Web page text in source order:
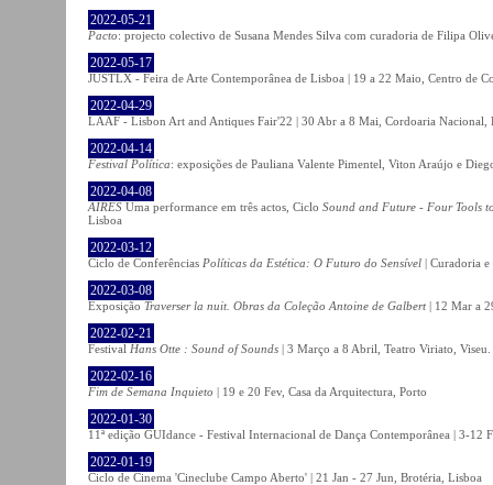
2022-05-21
Pacto: projecto colectivo de Susana Mendes Silva com curadoria de Filipa
2022-05-17
JUSTLX - Feira de Arte Contemporânea de Lisboa | 19 a 22 Maio, Centro de
2022-04-29
LAAF - Lisbon Art and Antiques Fair'22 | 30 Abr a 8 Mai, Cordoaria Nacional,
2022-04-14
Festival Política: exposições de Pauliana Valente Pimentel, Viton Araújo e
2022-04-08
AIRES Uma performance em três actos, Ciclo Sound and Future - Four Tools
Lisboa
2022-03-12
Ciclo de Conferências Políticas da Estética: O Futuro do Sensível | Curadoria
2022-03-08
Exposição Traverser la nuit. Obras da Coleção Antoine de Galbert | 12 Mar a
2022-02-21
Festival Hans Otte : Sound of Sounds | 3 Março a 8 Abril, Teatro Viriato, Viseu.
2022-02-16
Fim de Semana Inquieto | 19 e 20 Fev, Casa da Arquitectura, Porto
2022-01-30
11ª edição GUIdance - Festival Internacional de Dança Contemporânea | 3-12
2022-01-19
Ciclo de Cinema 'Cineclube Campo Aberto' | 21 Jan - 27 Jun, Brotéria, Lisboa